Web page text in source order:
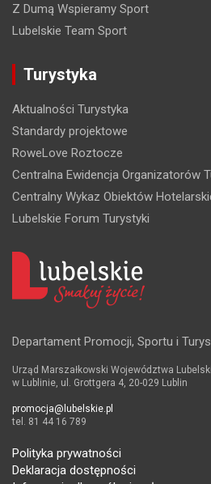
Z Dumą Wspieramy Sport
Lubelskie Team Sport
Turystyka
Aktualności Turystyka
Standardy projektowe
RoweLove Roztocze
Centralna Ewidencja Organizatorów
Centralny Wykaz Obiektów
Lubelskie Forum Turystyki
Departament Promocji, Sportu i
Urząd Marszałkowski Województwa
w Lublinie, ul. Grottgera 4, 20-029 Lublin
promocja@lubelskie.pl
tel. 81 44 16 789
Polityka prywatności
Deklaracja dostępności